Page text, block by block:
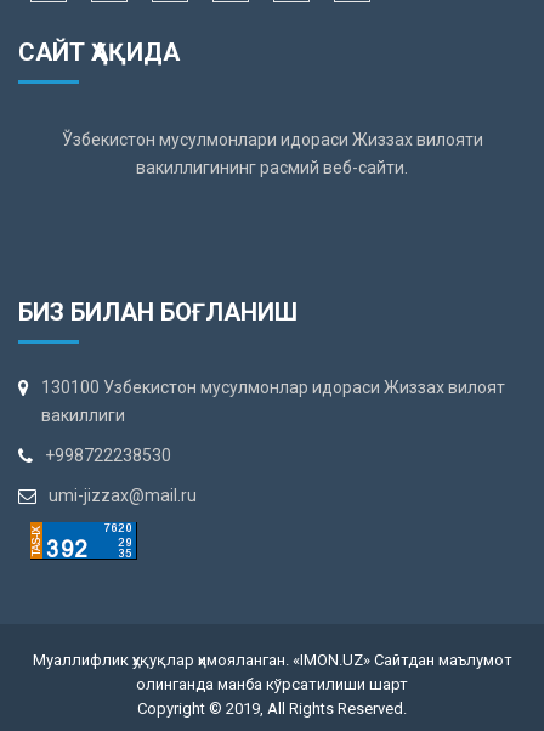
САЙТ ҲАҚИДА
Ўзбекистон мусулмонлари идораси Жиззах вилояти
вакиллигининг расмий веб-сайти.
БИЗ БИЛАН БОҒЛАНИШ
130100 Узбекистон мусулмонлар идораси Жиззах вилоят
вакиллиги
+998722238530
umi-jizzax@mail.ru
Муаллифлик ҳуқуқлар ҳимояланган. «IMON.UZ» Сайтдан маълумот
олинганда манба кўрсатилиши шарт
Copyright © 2019, All Rights Reserved.